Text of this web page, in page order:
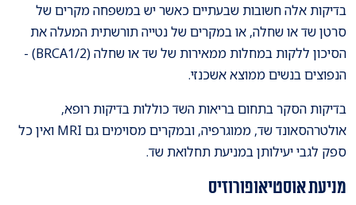
בדיקות אלה חשובות שבעתיים כאשר יש במשפחה מקרים של
סרטן שד או שחלה, או במקרים של נטייה תורשתית המעלה את
הסיכון ללקות במחלות ממאירות של שד או שחלה (BRCA1/2) -
הנפוצים בנשים ממוצא אשכנזי.
בדיקות הסקר בתחום בריאות השד כוללות בדיקות רופא,
אולטרהסאונד שד, ממוגרפיה, ובמקרים מסוימים גם MRI ואין כל
ספק לגבי יעילותן במניעת תחלואת שד.
מניעת אוסטיאופורוזיס